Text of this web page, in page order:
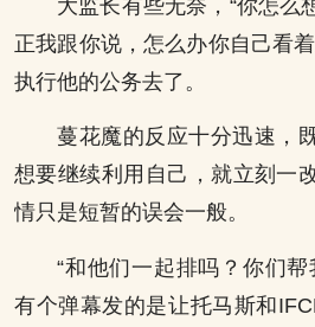
大监长有些无奈，“你怎么
正我跟你说，怎么办你自己看
执行他的公务去了。
蔓花魔的反应十分迅速，
想要继续利用自己，就立刻一
情只是短暂的误会一般。
“和他们一起排吗？你们帮
有个弹幕发的是让托马斯和